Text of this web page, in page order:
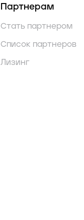
Партнерам
Стать партнером
Список партнеров
Лизинг